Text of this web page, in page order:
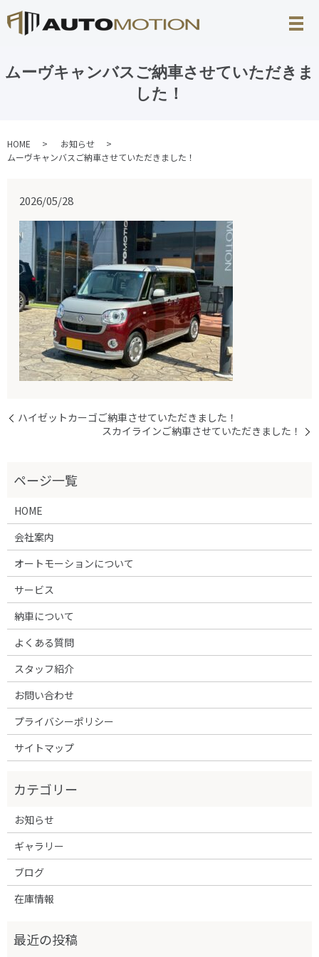
ムーヴキャンバスご納車させていただきま
した！
HOME
お知らせ
ムーヴキャンバスご納車させていただきました！
2026/05/28
ハイゼットカーゴご納車させていただきました！
スカイラインご納車させていただきました！
HOME
会社案内
オートモーションについて
サービス
納車について
よくある質問
スタッフ紹介
お問い合わせ
プライバシーポリシー
サイトマップ
お知らせ
ギャラリー
ブログ
在庫情報